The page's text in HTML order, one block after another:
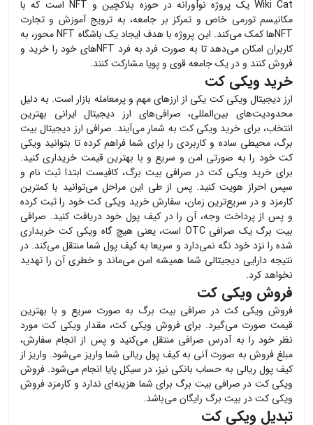
Wiki Cat یک پروژه نوآورانه در حوزه بلاکچین و NFT است که با
مکانیسم تورمی خاص و تمرکز بر جامعه، به ترویج آموزش و تجارت
NFT‌ها کمک می‌کند. این پروژه با هدف ایجاد یک باشگاه NFT محور، به
کاربران امکان می‌دهد تا به صورت فرد به فرد NFT‌های خود را خرید و
فروش کنند و در یک جامعه قوی و پویا مشارکت کنند.
خرید ویکی کت
ارز دیجیتال ویکی کت یکی از ارزهای مهم و پرمعامله بازار است. به دلیل
محدودیت‌های بین‌المللی، صرافی‌های ارز دیجیتال ایرانی بهترین
انتخاب، برای خرید ویکی کت به شمار می‌آیند. صرافی ارز دیجیتال بیت
برگ، محیطی ساده و کاربردی را برای شما فراهم کرده تا بتوانید ویکی
کت خود را به صورتی امن و سریع و با بهترین قیمت خریداری کنید.
برای خرید ویکی کتدر صرافی بیت برگ، کافیست ابتدا ثبت نام و
سپس احراز هویت کنید. پس از طی این مراحل می‌توانید با کمترین
کارمزد و در سریع‌ترین زمان، سفارش خرید ویکی کتخود را ثبت کرده
و پس از پرداخت وجه، آن را در کیف پول خود دریافت کنید. صرافی
بیت برگ یک صرافی OTC است، یعنی هیچ گاه
ویکی کت خریداری
شده را نزد خود نگه نمی‌دارد و سریعا به کیف پول شما منتقل می‌کند. در
نتیجه دارایی دیجیتالی شما همیشه امن می‌ماند و خطری آن را تهدید
نخواهد کرد.
فروش ویکی کت
فروش ویکی کت در صرافی بیت برگ به صورت سریع و با بهترین
قیمت صورت می‌گیرد. برای فروش ویکی کت، مقدار ویکی کت مورد
نظر خود را به آدرس صرافی منتقل می‌کنید و پس از انجام سفارش،
مبلغ فروش به صورت آنی به کیف پول ریالی شما واریز می‌شود. واریز از
کیف پول ریالی به حساب بانکی نیز، در سیکل پایا انجام می‌شود. فروش
ویکی کت در صرافی بیت برگ برای شما هزینه‌ای ندارد و کارمزد فروش
ویکی کتدر بیت برگ رایگان می‌باشد.
تبدیل ویکی کت